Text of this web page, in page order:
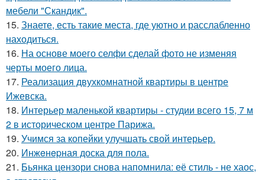
мебели "Скандик".
15. Знаете, есть такие места, где уютно и расслабленно
находиться.
16. На основе моего селфи сделай фото не изменяя
черты моего лица.
17. Реализация двухкомнатной квартиры в центре
Ижевска.
18. Интерьер маленькой квартиры - студии всего 15, 7 м
2 в историческом центре Парижа.
19. Учимся за копейки улучшать свой интерьер.
20. Инжeнepная доска для пола.
21. Бьянка цензори снова напомнила: её стиль - не хаос,